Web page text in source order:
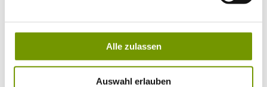
Alle zulassen
Auswahl erlauben
Service+
Wetter & Webcams
Prospektbestellung
Presse